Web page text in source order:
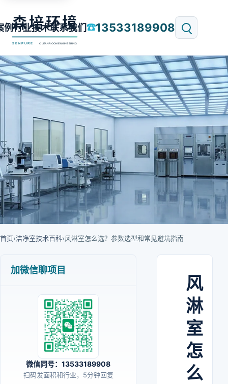
例行业技术联系我们☎13533189908
首页›洁净室技术百科›风淋室怎么选？参数选型和常见避坑指南
加微信聊项目
微信同号：13533189908
扫码发面积和行业，5分钟回复
风
淋
室
怎
么